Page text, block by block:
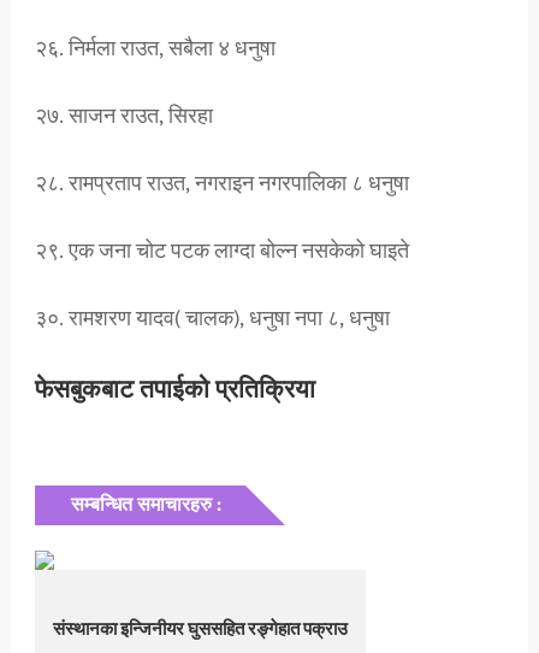
२६. निर्मला राउत, सबैला ४ धनुषा
२७. साजन राउत, सिरहा
२८. रामप्रताप राउत, नगराइन नगरपालिका ८ धनुषा
२९. एक जना चोट पटक लाग्दा बोल्न नसकेको घाइते
३०. रामशरण यादव( चालक), धनुषा नपा ८, धनुषा
फेसबुकबाट तपाईको प्रतिक्रिया
सम्बन्धित समाचारहरु :
संस्थानका इन्जिनीयर घुससहित रङ्गेहात पक्राउ